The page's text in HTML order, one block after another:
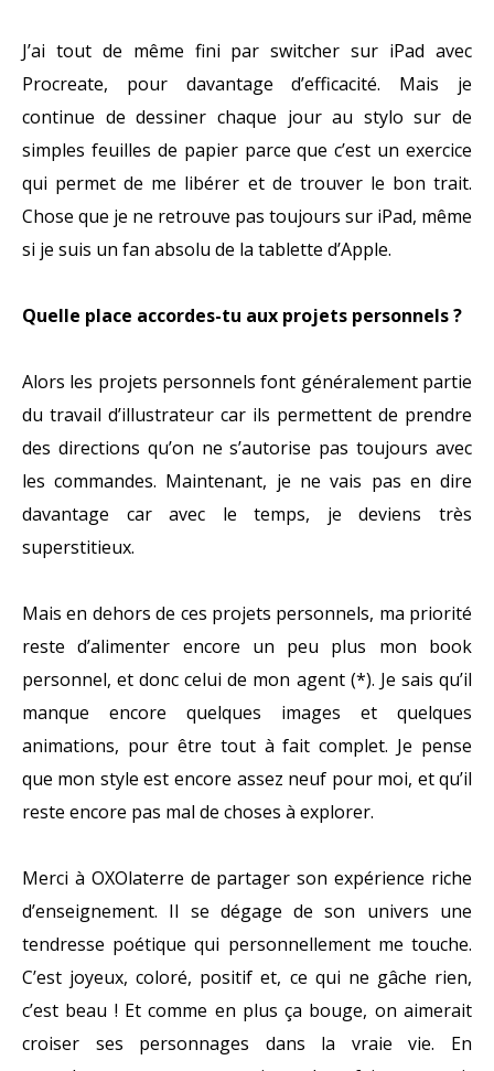
J’ai tout de même fini par switcher sur iPad avec
Procreate, pour davantage d’efficacité. Mais je
continue de dessiner chaque jour au stylo sur de
simples feuilles de papier parce que c’est un exercice
qui permet de me libérer et de trouver le bon trait.
Chose que je ne retrouve pas toujours sur iPad, même
si je suis un fan absolu de la tablette d’Apple.
Quelle place accordes-tu aux projets personnels ?
Alors les projets personnels font généralement partie
du travail d’illustrateur car ils permettent de prendre
des directions qu’on ne s’autorise pas toujours avec
les commandes. Maintenant, je ne vais pas en dire
davantage car avec le temps, je deviens très
superstitieux.
Mais en dehors de ces projets personnels, ma priorité
reste d’alimenter encore un peu plus mon book
personnel, et donc celui de mon agent (*). Je sais qu’il
manque encore quelques images et quelques
animations, pour être tout à fait complet. Je pense
que mon style est encore assez neuf pour moi, et qu’il
reste encore pas mal de choses à explorer.
Merci à OXOlaterre de partager son expérience riche
d’enseignement. Il se dégage de son univers une
tendresse poétique qui personnellement me touche.
C’est joyeux, coloré, positif et, ce qui ne gâche rien,
c’est beau ! Et comme en plus ça bouge, on aimerait
croiser ses personnages dans la vraie vie. En